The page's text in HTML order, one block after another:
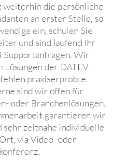
weiterhin die persönliche
an erster Stelle, so
ein, schulen Sie
und sind laufend Ihr
Wir
der DATEV
praxiserprobte
sind wir offen für
oder Branchenlösungen.
garantieren wir
sehr zeitnahe individuelle
via Video- oder